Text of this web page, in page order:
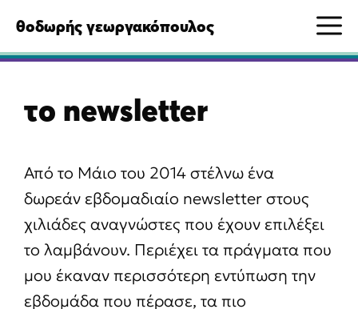
σε
περιεχόμενο
θοδωρής γεωργακόπουλος
το newsletter
Από το Μάιο του 2014 στέλνω ένα
δωρεάν εβδομαδιαίο newsletter στους
χιλιάδες αναγνώστες που έχουν επιλέξει
το λαμβάνουν. Περιέχει τα πράγματα που
μου έκαναν περισσότερη εντύπωση την
εβδομάδα που πέρασε, τα πιο